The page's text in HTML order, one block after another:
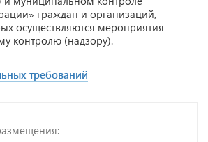
граждан и организаций,
осуществляются мероприятия
контролю (надзору).
требований